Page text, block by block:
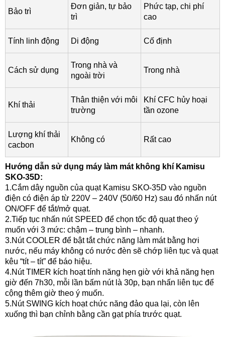
Bảo trì
Đơn giản, tự bảo
trì
Phức tạp, chi phí
cao
Tính linh động Di động Cố định
Cách sử dụng
Trong nhà và
ngoài trời
Trong nhà
Khí thải
Thân thiện với môi
trường
Khí CFC hủy hoại
tần ozone
Lượng khí thải
cacbon
Không có Rất cao
Hướng dẫn sử dụng máy làm mát không khí Kamisu
SKO-35D:
1.Cắm dây nguồn của quạt Kamisu SKO-35D vào nguồn
điện có điện áp từ 220V – 240V (50/60 Hz) sau đó nhấn nút
ON/OFF để tắt/mở quạt.
2.Tiếp tục nhấn nút SPEED để chọn tốc độ quạt theo ý
muốn với 3 mức: chậm – trung bình – nhanh.
3.Nút COOLER để bật tắt chức năng làm mát bằng hơi
nước, nếu máy không có nước đèn sẽ chớp liên tục và quạt
kêu “tít – tít” để báo hiệu.
4.Nút TIMER kích hoạt tính năng hẹn giờ với khả năng hẹn
giờ đến 7h30, mỗi lần bấm nút là 30p, bạn nhấn liên tục để
cộng thêm giờ theo ý muốn.
5.Nút SWING kích hoạt chức năng đảo qua lại, còn lên
xuống thì bạn chỉnh bằng cần gạt phía trước quạt.